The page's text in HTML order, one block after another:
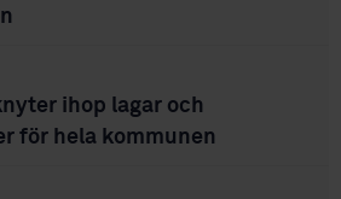
ihop lagar och
för hela kommunen